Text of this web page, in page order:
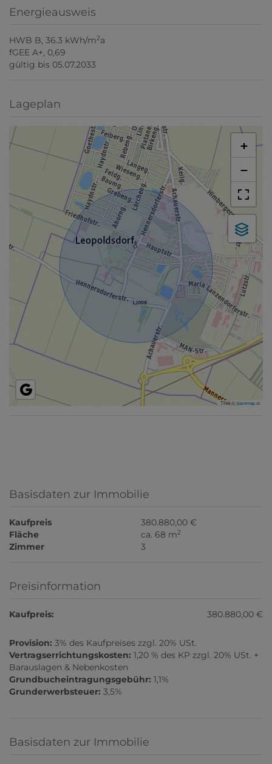
Energieausweis
HWB B, 36.3 kWh/m2a
fGEE A+, 0,69
gültig bis 05.07.2033
Lageplan
+
−
Tiles ©basemap.at
Basisdaten zur Immobilie
Kaufpreis
380.880,00 €
Fläche
ca. 68 m2
Zimmer 3
Preisinformation
Kaufpreis: 380.880,00 €
Provision: 3% des Kaufpreises zzgl. 20% USt.
Vertragserrichtungskosten: 1,20 % des KP zzgl. 20% USt. +
Barauslagen & Nebenkosten
Grundbucheintragungsgebühr: 1,1%
Grunderwerbsteuer: 3,5%
Basisdaten zur Immobilie